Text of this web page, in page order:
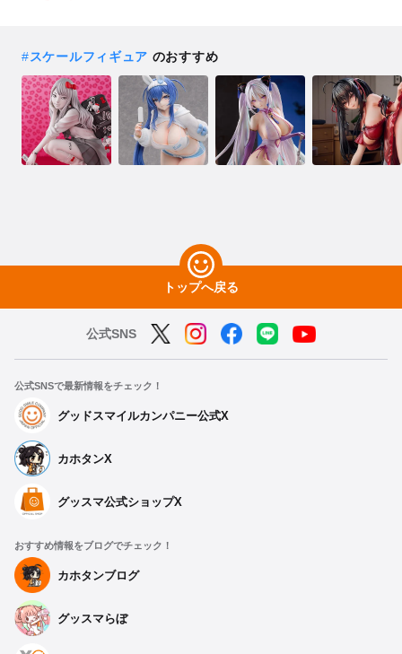
#スケールフィギュア のおすすめ
トップへ戻る
公式SNS
公式SNSで最新情報をチェック！
グッドスマイルカンパニー公式X
カホタンX
グッスマ公式ショップX
おすすめ情報をブログでチェック！
カホタンブログ
グッスマらぼ